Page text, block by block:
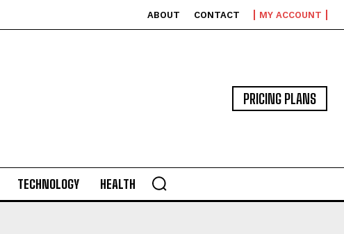
ABOUT CONTACT MY ACCOUNT
PRICING PLANS
TECHNOLOGY HEALTH